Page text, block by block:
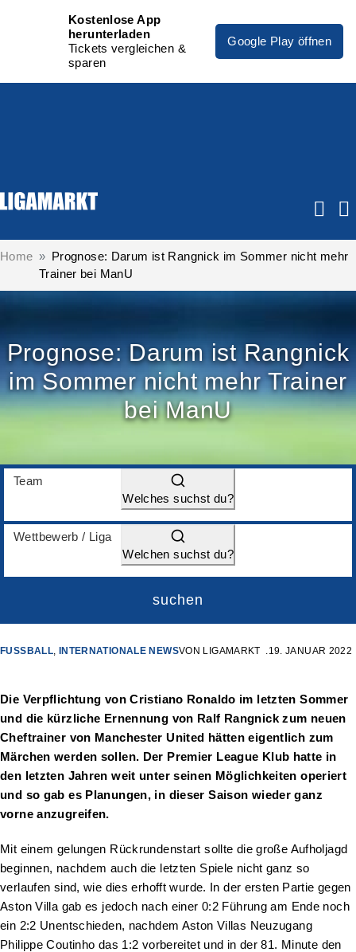
Kostenlose App
herunterladen
Tickets vergleichen &
sparen
Google Play öffnen
Home
Prognose: Darum ist Rangnick im Sommer nicht mehr
Trainer bei ManU
Prognose: Darum ist Rangnick
im Sommer nicht mehr Trainer
bei ManU
Team
Welches suchst du?
Wettbewerb / Liga
Welchen suchst du?
suchen
FUSSBALL , INTERNATIONALE NEWSVON LIGAMARKT 19. JANUAR 2022
Die Verpflichtung von Cristiano Ronaldo im letzten Sommer
und die kürzliche Ernennung von Ralf Rangnick zum neuen
Cheftrainer von Manchester United hätten eigentlich zum
Märchen werden sollen. Der Premier League Klub hatte in
den letzten Jahren weit unter seinen Möglichkeiten operiert
und so gab es Planungen, in dieser Saison wieder ganz
vorne anzugreifen.
Mit einem gelungen Rückrundenstart sollte die große Aufholjagd
beginnen, nachdem auch die letzten Spiele nicht ganz so
verlaufen sind, wie dies erhofft wurde. In der ersten Partie gegen
Aston Villa gab es jedoch nach einer 0:2 Führung am Ende noch
ein 2:2 Unentschieden, nachdem Aston Villas Neuzugang
Philippe Coutinho das 1:2 vorbereitet und in der 81. Minute den